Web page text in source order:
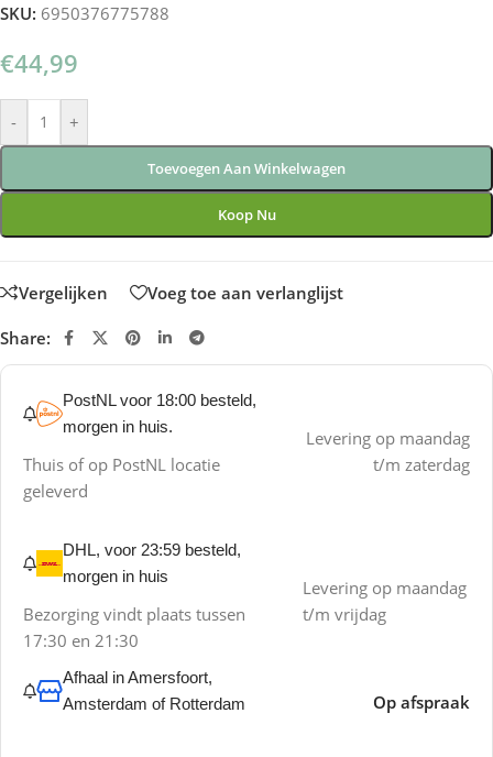
SKU: 6950376775788
€44,99
- +
Toevoegen Aan Winkelwagen
Koop Nu
Vergelijken Voeg toe aan verlanglijst
Share:
PostNL voor 18:00 besteld,
morgen in huis.
Thuis of op PostNL locatie
geleverd
Levering op maandag
t/m zaterdag
DHL, voor 23:59 besteld,
morgen in huis
Bezorging vindt plaats tussen
17:30 en 21:30
Levering op maandag
t/m vrijdag
Afhaal in Amersfoort,
Amsterdam of Rotterdam
Op afspraak